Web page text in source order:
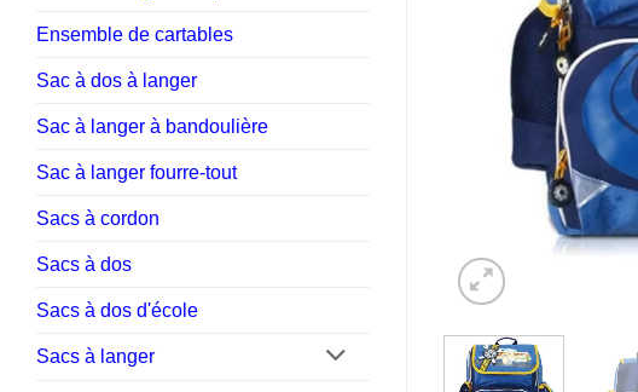
Ensemble de cartables
Sac à dos à langer
Sac à langer à bandoulière
Sac à langer fourre-tout
Sacs à cordon
Sacs à dos
Sacs à dos d'école
Sacs à langer